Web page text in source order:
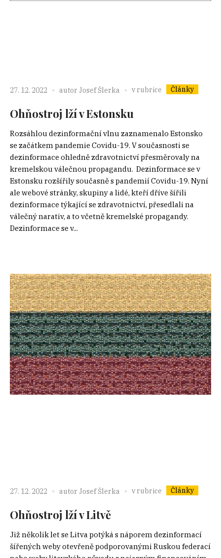
27. 12. 2022 autor Josef Šlerka v rubrice Články
Ohňostroj lží v Estonsku
Rozsáhlou dezinformační vlnu zaznamenalo Estonsko
se začátkem pandemie Covidu-19. V současnosti se
dezinformace ohledně zdravotnictví přesměrovaly na
kremelskou válečnou propagandu. Dezinformace se v
Estonsku rozšířily současně s pandemií Covidu-19. Nyní
ale webové stránky, skupiny a lidé, kteří dříve šířili
dezinformace týkající se zdravotnictví, přesedlali na
válečný narativ, a to včetně kremelské propagandy.
Dezinformace se v...
27. 12. 2022 autor Josef Šlerka v rubrice Články
Ohňostroj lží v Litvě
Již několik let se Litva potýká s náporem dezinformací
šířených weby otevřeně podporovanými Ruskou federací